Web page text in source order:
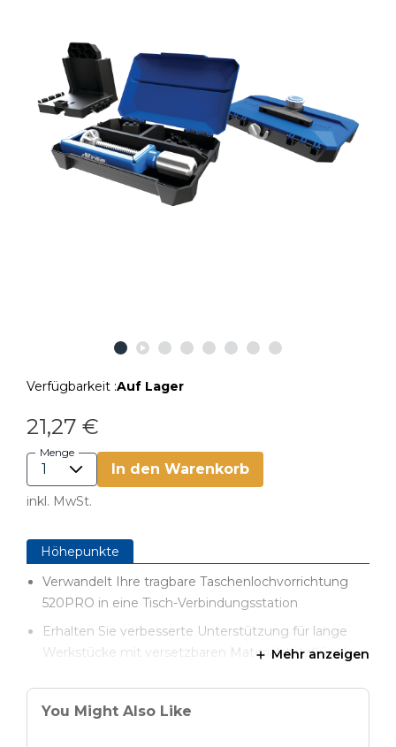
Verfügbarkeit :Auf Lager
21,27 €
Menge
In den Warenkorb
inkl. MwSt.
Höhepunkte
Verwandelt Ihre tragbare Taschenlochvorrichtung
520PRO in eine Tisch-Verbindungsstation
Erhalten Sie verbesserte Unterstützung für lange
Werkstücke mit versetzbaren Materialstützflügeln
zusätzlichen Stauraum für Ihre Bohrer, Schrauben
und vieles mehr
Mehr anzeigen
You Might Also Like